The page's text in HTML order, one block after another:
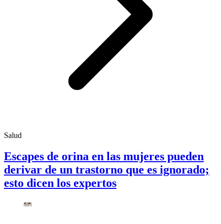
Salud
Escapes de orina en las mujeres pueden
derivar de un trastorno que es ignorado;
esto dicen los expertos